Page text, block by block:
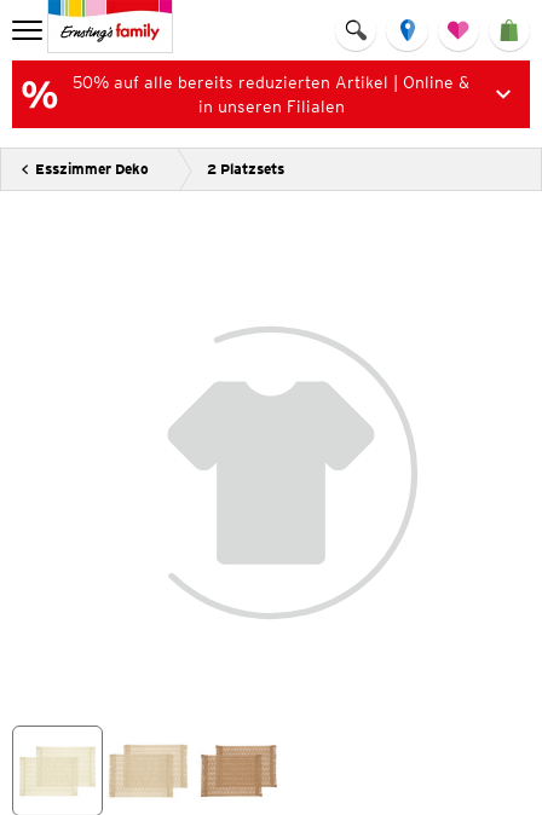
50% auf alle bereits reduzierten Artikel | Online &
in unseren Filialen
Esszimmer Deko 2 Platzsets